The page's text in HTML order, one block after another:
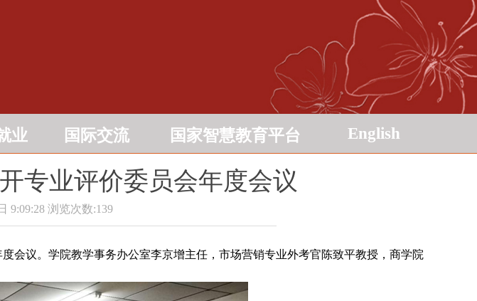
业 国际交流 国家智慧教育平台 English
专业评价委员会年度会议
9:09:28 浏览次数:139
会议。学院教学事务办公室李京增主任，市场营销专业外考官陈致平教授，商学院